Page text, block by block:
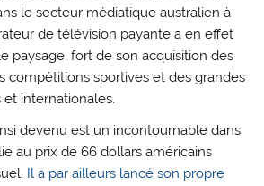
le secteur médiatique australien à
de télévision payante a en effet
paysage, fort de son acquisition des
compétitions sportives et des grandes
internationales.
devenu est un incontournable dans
au prix de 66 dollars américains
Il a par ailleurs lancé son propre